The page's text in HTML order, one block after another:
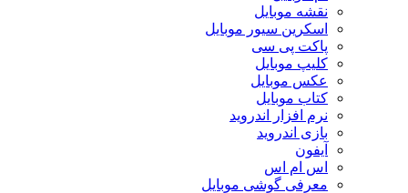
نقشه موبایل
اسکرین سیور موبایل
پاکت پی سی
کلیپ موبایل
عکس موبایل
کتاب موبایل
نرم افزار اندروید
بازی اندروید
آیفون
اس ام اس
معرفی گوشی موبایل